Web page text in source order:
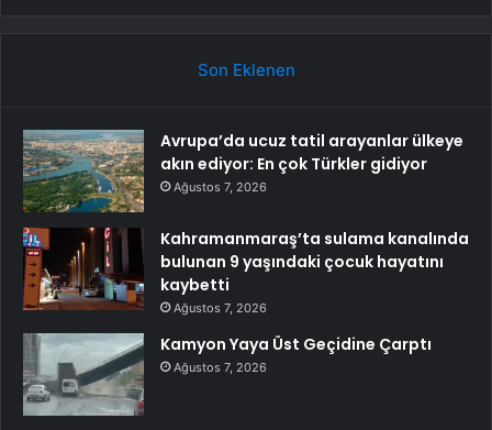
Son Eklenen
Avrupa’da ucuz tatil arayanlar ülkeye
akın ediyor: En çok Türkler gidiyor
Ağustos 7, 2026
Kahramanmaraş’ta sulama kanalında
bulunan 9 yaşındaki çocuk hayatını
kaybetti
Ağustos 7, 2026
Kamyon Yaya Üst Geçidine Çarptı
Ağustos 7, 2026